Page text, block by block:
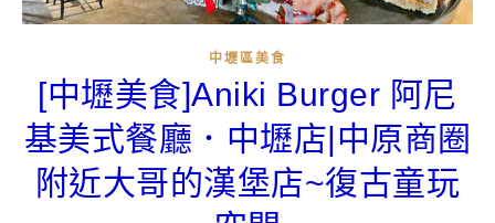
中壢區美食
[中壢美食]Aniki Burger 阿尼
基美式餐廳．中壢店|中原商圈
附近大哥的漢堡店~復古童玩